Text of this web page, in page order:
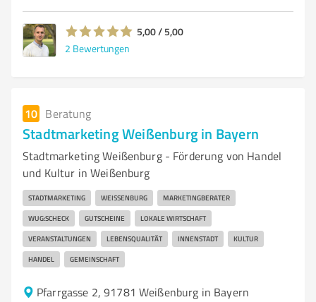
5,00 / 5,00
2 Bewertungen
10 Beratung
Stadtmarketing Weißenburg in Bayern
Stadtmarketing Weißenburg - Förderung von Handel
und Kultur in Weißenburg
STADTMARKETING WEISSENBURG MARKETINGBERATER
WUG:SCHECK GUTSCHEINE LOKALE WIRTSCHAFT
VERANSTALTUNGEN LEBENSQUALITÄT INNENSTADT KULTUR
HANDEL GEMEINSCHAFT
Pfarrgasse 2, 91781 Weißenburg in Bayern